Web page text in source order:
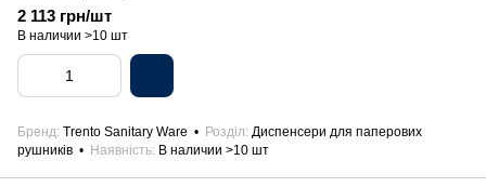
2 113 грн/шт
В наличии >10 шт
Бренд Trento Sanitary Ware Розділ Диспенсери для паперових
рушників
Наявність В наличии >10 шт